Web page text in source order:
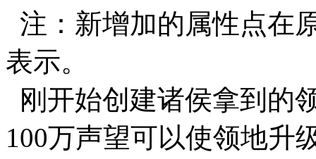
注：新增加的属性点在
表示。
刚开始创建诸侯拿到的
100万声望可以使领地升